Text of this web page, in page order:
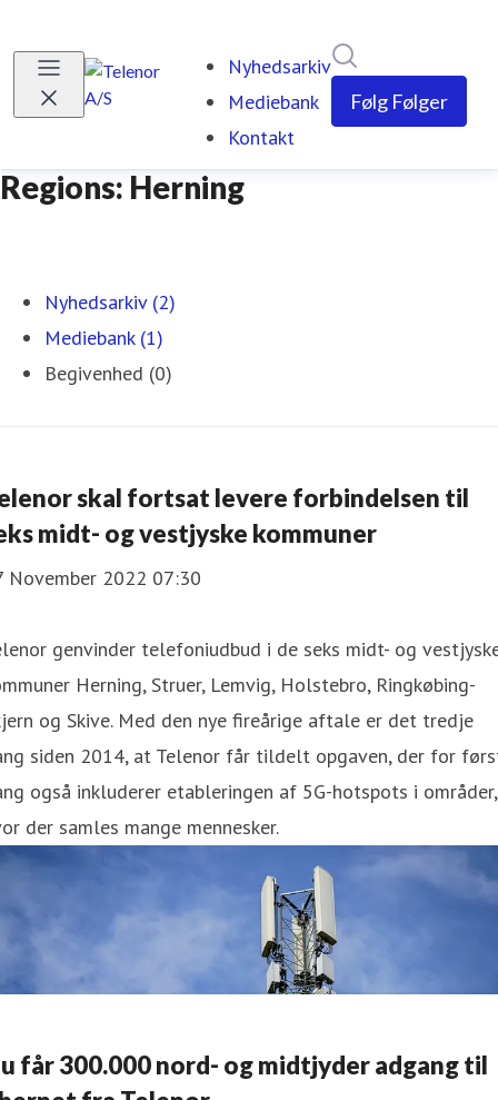
Nyhedsarkiv
Mediebank
Kontakt
Følg Følger
Regions: Herning
Nyhedsarkiv (2)
Mediebank (1)
Begivenhed (0)
skal fortsat levere forbindelsen til
midt- og vestjyske kommuner
November 2022 07:30
genvinder telefoniudbud i de seks midt- og
Herning, Struer, Lemvig, Holstebro, Ringkøbing-
og Skive. Med den nye fireårige aftale er det tredje
siden 2014, at Telenor får tildelt opgaven, der for
også inkluderer etableringen af 5G-hotspots i områder,
der samles mange mennesker.
får 300.000 nord- og midtjyder adgang til